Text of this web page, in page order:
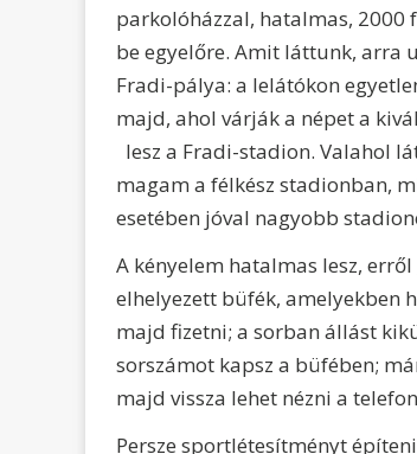
parkolóházzal, hatalmas, 2000
be egyelőre. Amit láttunk, arra
Fradi-pálya: a lelátókon
majd, ahol várják a népet a
lesz a Fradi-stadion. Valahol
magam a félkész stadionban,
esetében jóval nagyobb
A kényelem hatalmas lesz,
elhelyezett büfék, amelyekben
majd fizetni; a sorban állást
sorszámot kapsz a büfében;
majd vissza lehet nézni a
Persze sportlétesítményt